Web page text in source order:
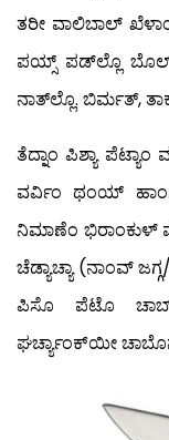
ತರೀ ವಾಲಿಬಾಲ್
ಪಯ್ಸ್ ಪಡ್‍ಲ್ಲೊ ಬೊಲ್
ನಾತ್‍ಲ್ಲೊ. ಬಿರ್ಮತ್,
ತೆದ್ನಾಂ ಪಿಶ್ಯಾ
ವರ್ವಿಂ ಥಂಯ್
ನಿಮಾಣೆಂ ಭಿರಾಂಕುಳ್
ಚೆಡ್ಯಾಚ್ಯಾ (ನಾಂವ್
ಪಿಸೊ ಪೆಟೊ
ಘರ್ಚ್ಯಾಂಕ್‍ಯೀ